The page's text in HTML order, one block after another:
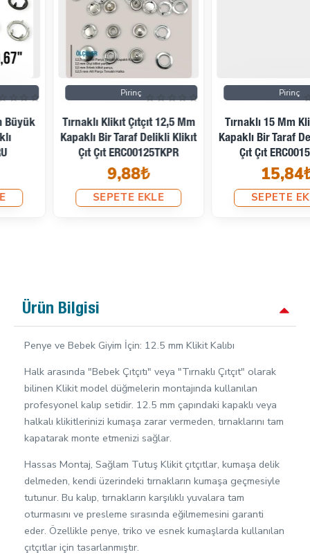
Tırnaklı Klikıt Çıtçıt 12,5 Mm
Kapaklı Bir Taraf Delikli Klikıt
Çıt Çıt ERC00125TKPR
SEPETE EKLE
Tırnaklı 15 Mm Klikıt Çıtçıt
Kapaklı Bir Taraf Delikli Klikıt
Çıt Çıt ERC0015TKPR
SEPETE EKLE
Ürün Bilgisi
Penye ve Bebek Giyim İçin: 12.5 mm Klikit Kalıbı
Halk arasında "Bebek Çıtçıtı" veya "Tırnaklı Çıtçıt" olarak
bilinen Klikit model düğmelerin montajında kullanılan
profesyonel kalıp setidir. 12.5 mm çapındaki kapaklı veya
halkalı klikitlerinizi kumaşa zarar vermeden, tırnaklarını tam
kapatarak monte etmenizi sağlar.
Hassas Montaj, Sağlam Tutuş Klikit çıtçıtlar, kumaşa delik
delmeden, kendi üzerindeki tırnakların kumaşa geçmesiyle
tutunur. Bu kalıp, tırnakların karşılıklı yuvalara tam
oturmasını ve presleme sırasında eğilmemesini garanti
eder. Özellikle penye, triko ve esnek kumaşlarda kullanılan
çıtçıtlar için tasarlanmıştır.